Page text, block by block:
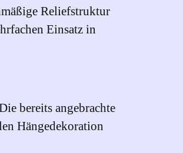
Reliefstruktur
Einsatz in
bereits angebrachte
Hängedekoration